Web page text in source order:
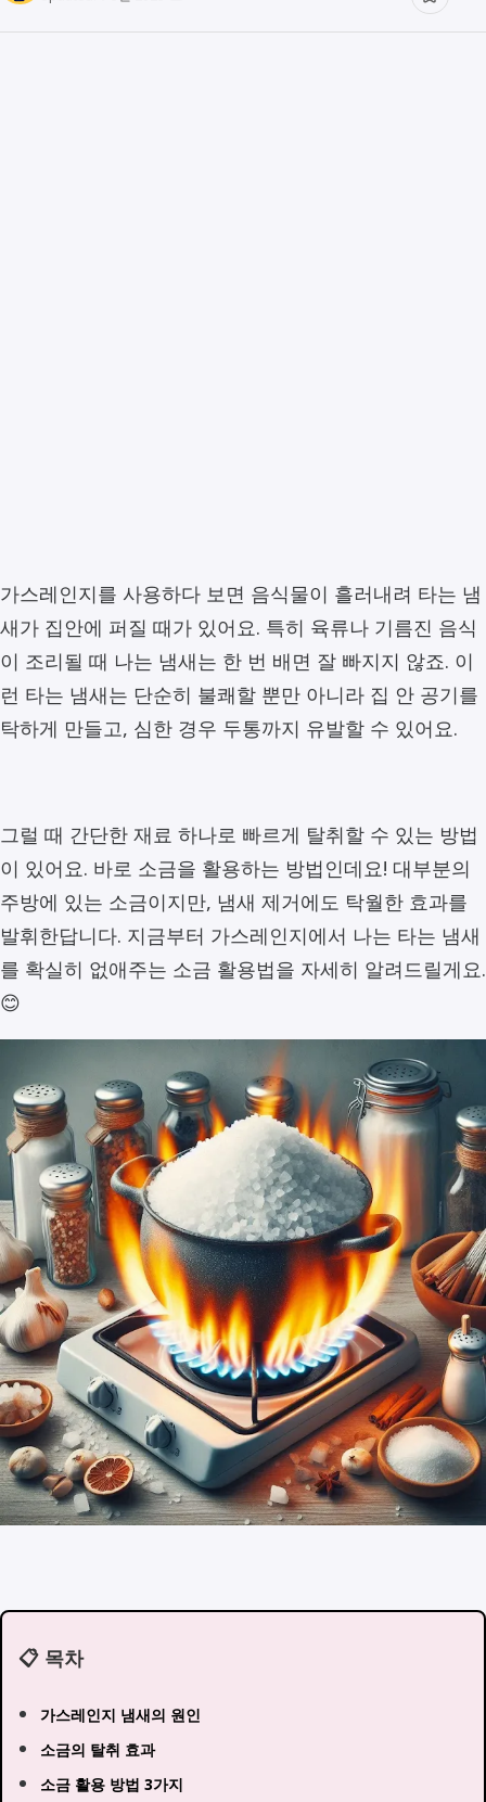
가스레인지를 사용하다 보면 음식물이 흘러내려 타는 냄
새가 집안에 퍼질 때가 있어요. 특히 육류나 기름진 음식
이 조리될 때 나는 냄새는 한 번 배면 잘 빠지지 않죠. 이
런 타는 냄새는 단순히 불쾌할 뿐만 아니라 집 안 공기를
탁하게 만들고, 심한 경우 두통까지 유발할 수 있어요.
그럴 때 간단한 재료 하나로 빠르게 탈취할 수 있는 방법
이 있어요. 바로 소금을 활용하는 방법인데요! 대부분의
주방에 있는 소금이지만, 냄새 제거에도 탁월한 효과를
발휘한답니다. 지금부터 가스레인지에서 나는 타는 냄새
를 확실히 없애주는 소금 활용법을 자세히 알려드릴게요.
😊
📋 목차
가스레인지 냄새의 원인
소금의 탈취 효과
소금 활용 방법 3가지